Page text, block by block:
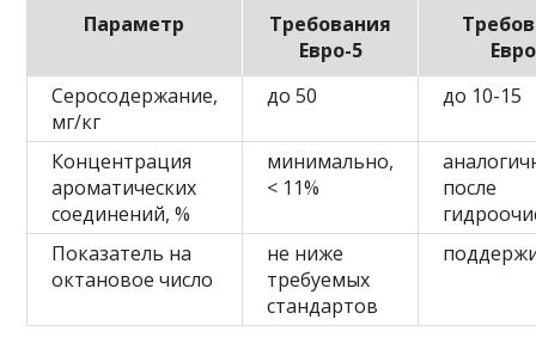
Параметр
Требования
Евро-5
Серосодержание,
мг/кг
до 50 до 10-15
Концентрация
ароматических
соединений, %
минимально,
< 11%
после
Показатель на
октановое число
не ниже
требуемых
стандартов